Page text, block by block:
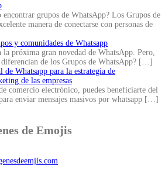
grupos de WhatsApp? Los Grupos de
manera de conectarse con personas de
y comunidades de Whatsapp
la próxima gran novedad de WhatsApp. Pero,
diferencian de los Grupos de WhatsApp? […]
Whatsapp para la estrategia de
de las empresas
comercio electrónico, puedes beneficiarte del
enviar mensajes masivos por whatsapp […]
de Emojis